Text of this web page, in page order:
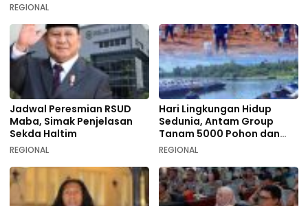
REGIONAL
Jadwal Peresmian RSUD
Maba, Simak Penjelasan
Sekda Haltim
REGIONAL
Hari Lingkungan Hidup
Sedunia, Antam Group
Tanam 5000 Pohon dan
Aksi Bersih di Sofifi
REGIONAL